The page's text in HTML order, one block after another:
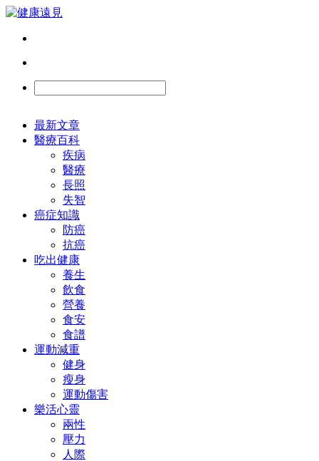
最新文章
醫療百科
疾病
醫療
長照
失智
癌症知識
防癌
抗癌
吃出健康
養生
飲食
營養
食安
食譜
運動減重
健身
瘦身
運動傷害
樂活心靈
兩性
壓力
人際